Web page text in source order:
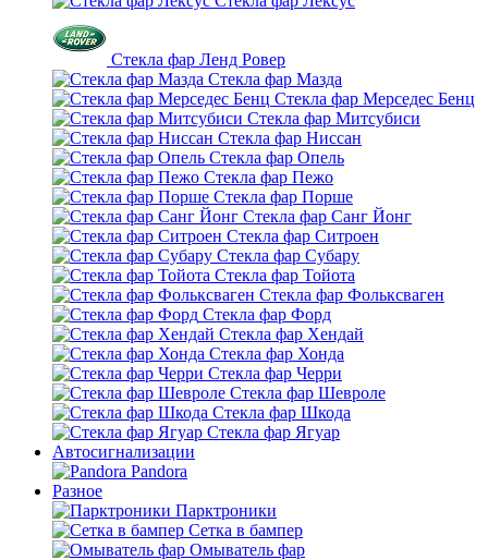
Стекла фар Ленд Ровер
Стекла фар Мазда
Стекла фар Мерседес Бенц
Стекла фар Митсубиси
Стекла фар Ниссан
Стекла фар Опель
Стекла фар Пежо
Стекла фар Порше
Стекла фар Санг Йонг
Стекла фар Ситроен
Стекла фар Субару
Стекла фар Тойота
Стекла фар Фольксваген
Стекла фар Форд
Стекла фар Хендай
Стекла фар Хонда
Стекла фар Черри
Стекла фар Шевроле
Стекла фар Шкода
Стекла фар Ягуар
Автосигнализации
Pandora
Разное
Парктроники
Сетка в бампер
Омыватель фар